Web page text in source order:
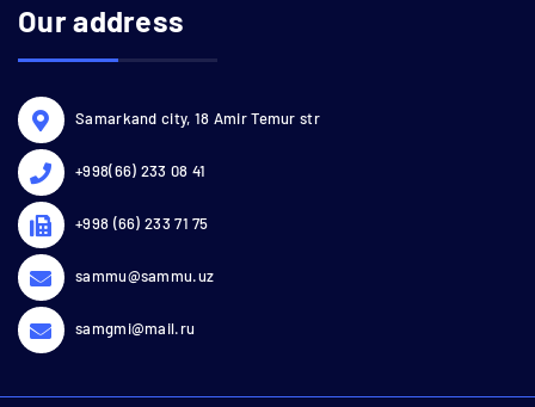
Our address
Samarkand city, 18 Amir Temur str
+998(66) 233 08 41
+998 (66) 233 71 75
sammu@sammu.uz
samgmi@mail.ru